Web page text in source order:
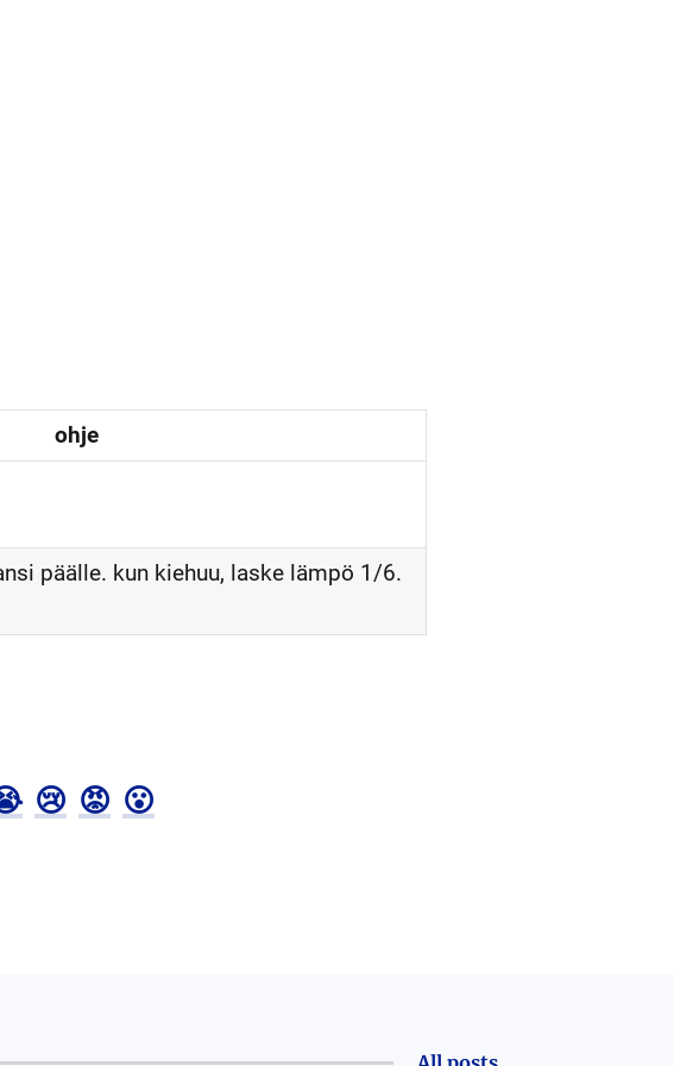
ohje
päälle. kun kiehuu, laske lämpö 1/6.
😢 😡 😮